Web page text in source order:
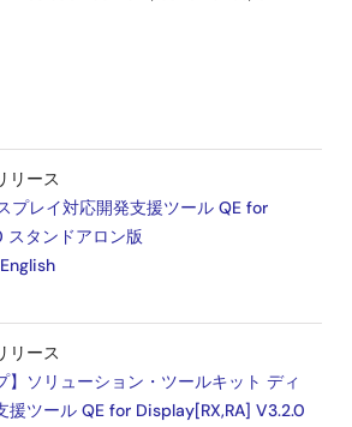
リース
プレイ対応開発支援ツール QE for
タンドアロン版
English
リース
】ソリューション・ツールキット ディ
援ツール QE for Display[RX,RA] V3.2.0